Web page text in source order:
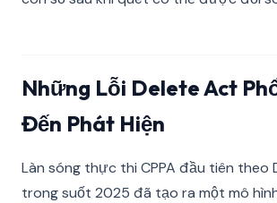
Những Lỗi Delete Act
Đến Phát Hiện
Làn sóng thực thi CPPA đầu tiên theo
trong suốt 2025 đã tạo ra một mô